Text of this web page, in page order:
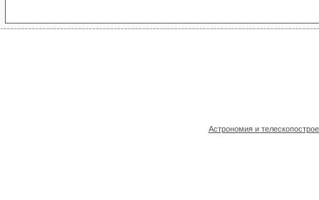
Астрономия и